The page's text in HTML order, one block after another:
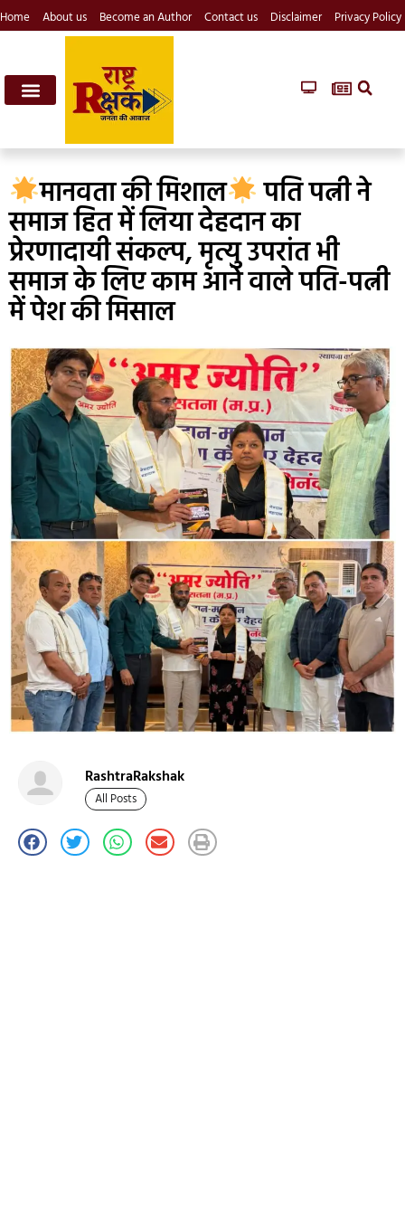
Home About us Become an Author Contact us Disclaimer Privacy Policy
मानवता की मिशाल पति पत्नी ने
समाज हित में लिया देहदान का
प्रेरणादायी संकल्प, मृत्यु उपरांत भी
समाज के लिए काम आने वाले पति-पत्नी
में पेश की मिसाल
RashtraRakshak
All Posts